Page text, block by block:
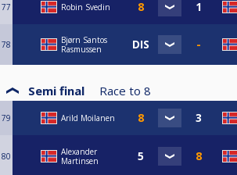
77 Robin Svedin
78
Bjørn Santos
Rasmussen
Semi final Race to 8
79 Arild Moilanen
80
Alexander
Martinsen